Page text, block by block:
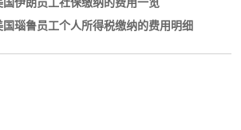
瑙鲁员工个人所得税缴纳的费用明细